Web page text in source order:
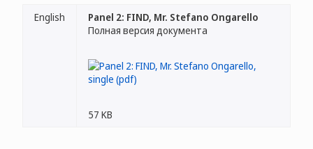
English
Panel 2: FIND, Mr. Stefano Ongarello
Полная версия документа
57 KB